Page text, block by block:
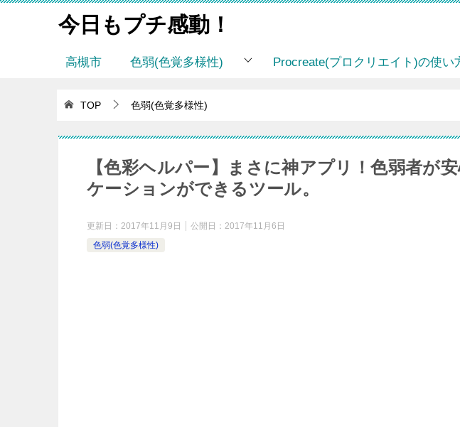
今日もプチ感動！
高槻市 色弱(色覚多様性) Procreate(プロクリエイト)の使い
TOP 色弱(色覚多様性)
【色彩ヘルパー】まさに神アプリ！色弱者が
ケーションができるツール。
更新日： 2017年11月9日 公開日： 2017年11月6日
色弱(色覚多様性)